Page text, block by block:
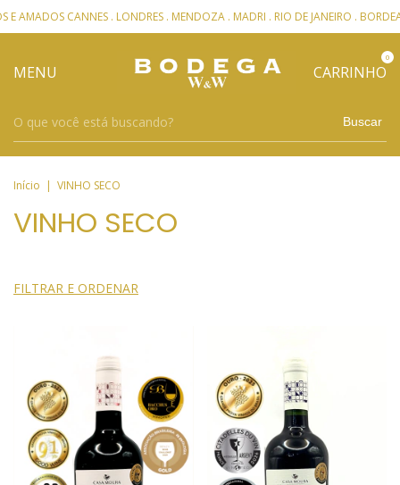
CANNES . LONDRES . MENDOZA . MADRI . RIO DE JANEIRO . BORDEAUX
MENU CARRINHO
0
Buscar
Início | VINHO SECO
VINHO SECO
FILTRAR E ORDENAR